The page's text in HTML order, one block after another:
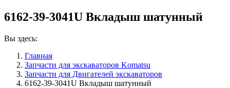
6162-39-3041U Вкладыш шатунный
Вы здесь:
Главная
Запчасти для экскаваторов Komatsu
Запчасти для Двигателей экскаваторов
6162-39-3041U Вкладыш шатунный